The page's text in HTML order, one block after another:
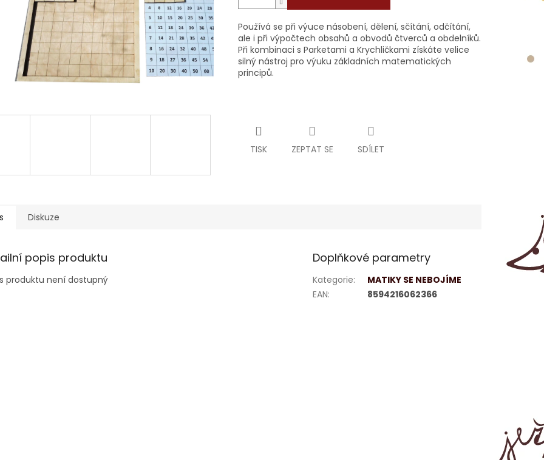
Používá se při výuce násobení, dělení, sčítání, odčítání,
ale i při výpočtech obsahů a obvodů čtverců a obdelníků.
Při kombinaci s Parketami a Krychličkami získáte velice
silný nástroj pro výuku základních matematických
principů.
TISK ZEPTAT SE SDÍLET
Diskuze
popis produktu
produktu není dostupný
Doplňkové parametry
Kategorie:
MATIKY SE NEBOJÍME
EAN: 8594216062366